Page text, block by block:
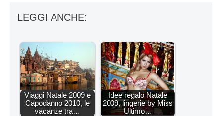
LEGGI ANCHE:
Viaggi Natale 2009 e
Capodanno 2010, le
vacanze tra…
Idee regalo Natale
2009, lingerie by Miss
Ultimo…